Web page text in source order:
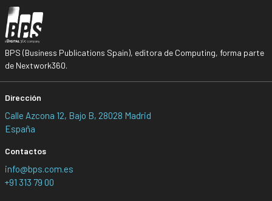
BPS (Business Publications Spain), editora de Computing, forma parte
de Nextwork360.
Dirección
Calle Azcona 12, Bajo B, 28028 Madrid
España
Contactos
info@bps.com.es
+91 313 79 00